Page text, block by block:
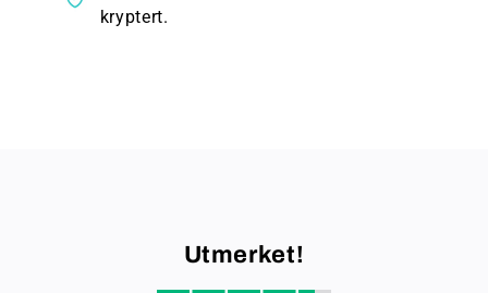
kryptert.
Utmerket!